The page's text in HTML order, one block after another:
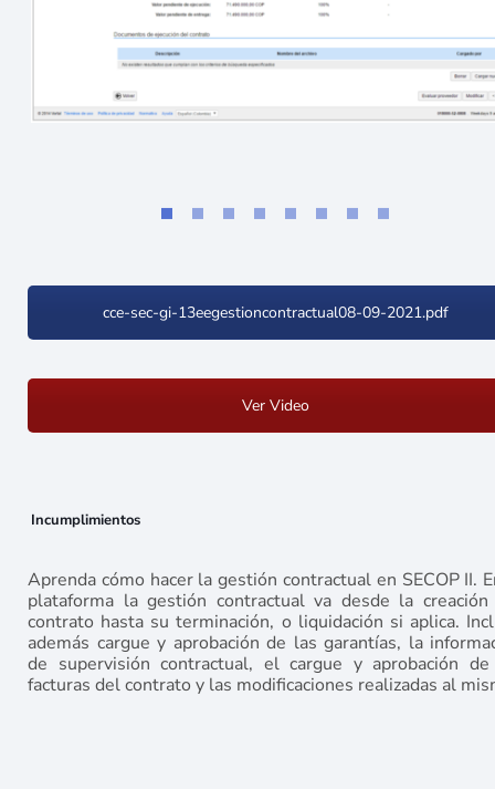
cce-sec-gi-13eegestioncontractual08-09-2021.pdf
Ver Video
Incumplimientos
Aprenda cómo hacer la gestión contractual en SECOP II.
plataforma la gestión contractual va desde la
contrato hasta su terminación, o liquidación si aplica.
además cargue y aprobación de las garantías, la
de supervisión contractual, el cargue y aprobación
facturas del contrato y las modificaciones realizadas al